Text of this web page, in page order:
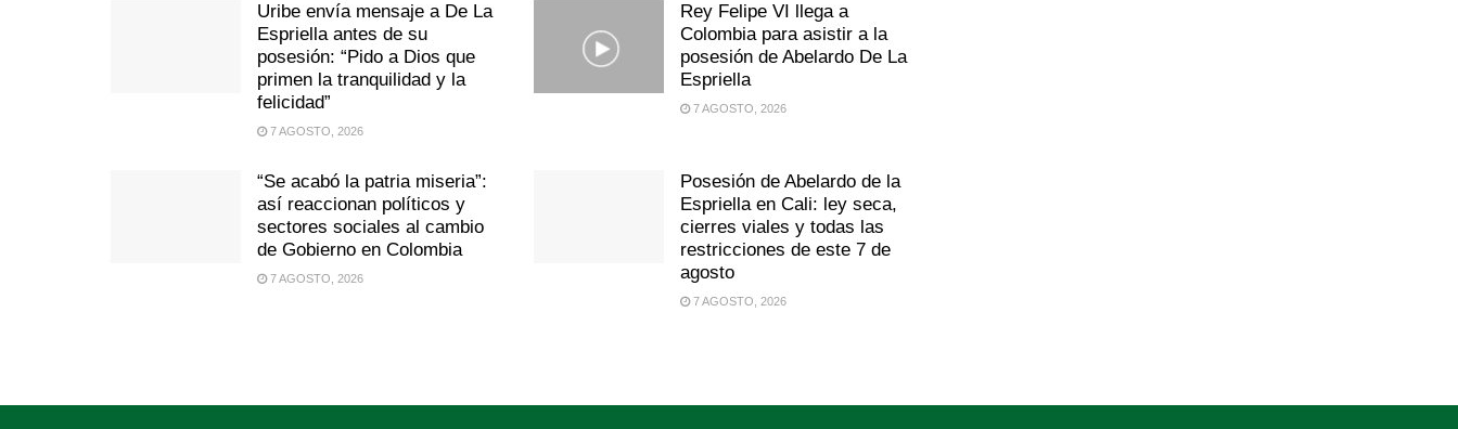
Uribe envía mensaje a De La
Espriella antes de su
posesión: “Pido a Dios que
primen la tranquilidad y la
felicidad”
7 AGOSTO, 2026
Rey Felipe VI llega a
Colombia para asistir a la
posesión de Abelardo De La
Espriella
7 AGOSTO, 2026
“Se acabó la patria miseria”:
así reaccionan políticos y
sectores sociales al cambio
de Gobierno en Colombia
7 AGOSTO, 2026
Posesión de Abelardo de la
Espriella en Cali: ley seca,
cierres viales y todas las
restricciones de este 7 de
agosto
7 AGOSTO, 2026